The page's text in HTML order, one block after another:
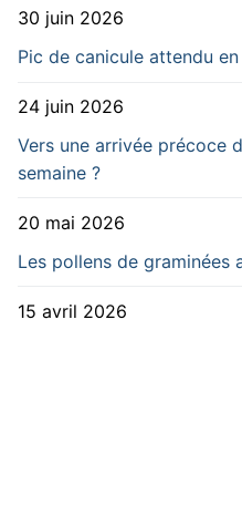
30 juin 2026
Pic de canicule attendu
24 juin 2026
Vers une arrivée précoce
semaine ?
20 mai 2026
Les pollens de graminées
15 avril 2026